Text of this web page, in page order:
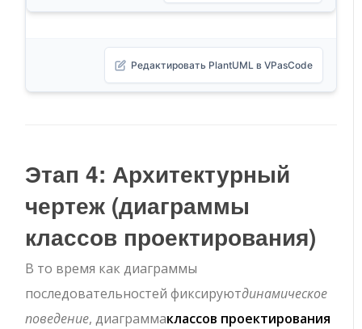
Редактировать PlantUML в VPasCode
Этап 4: Архитектурный
чертеж (диаграммы
классов проектирования)
В то время как диаграммы
последовательностей фиксируютдинамическое
поведение, диаграммаклассов проектирования